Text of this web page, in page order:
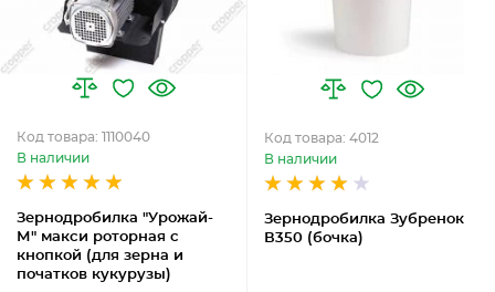
Зернодробилка "Урожай-
М" макси роторная с
кнопкой (для зерна и
початков кукурузы)
Код товара: 1110040
В наличии
Зернодробилка Зубренок
В350 (бочка)
Код товара: 4012
В наличии